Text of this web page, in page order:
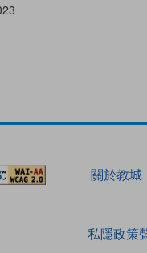
關於教城
私隱政策